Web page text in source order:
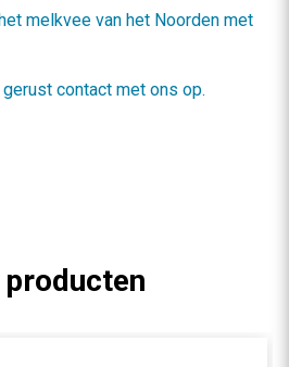
melkvee van het Noorden met
gerust contact met ons op.